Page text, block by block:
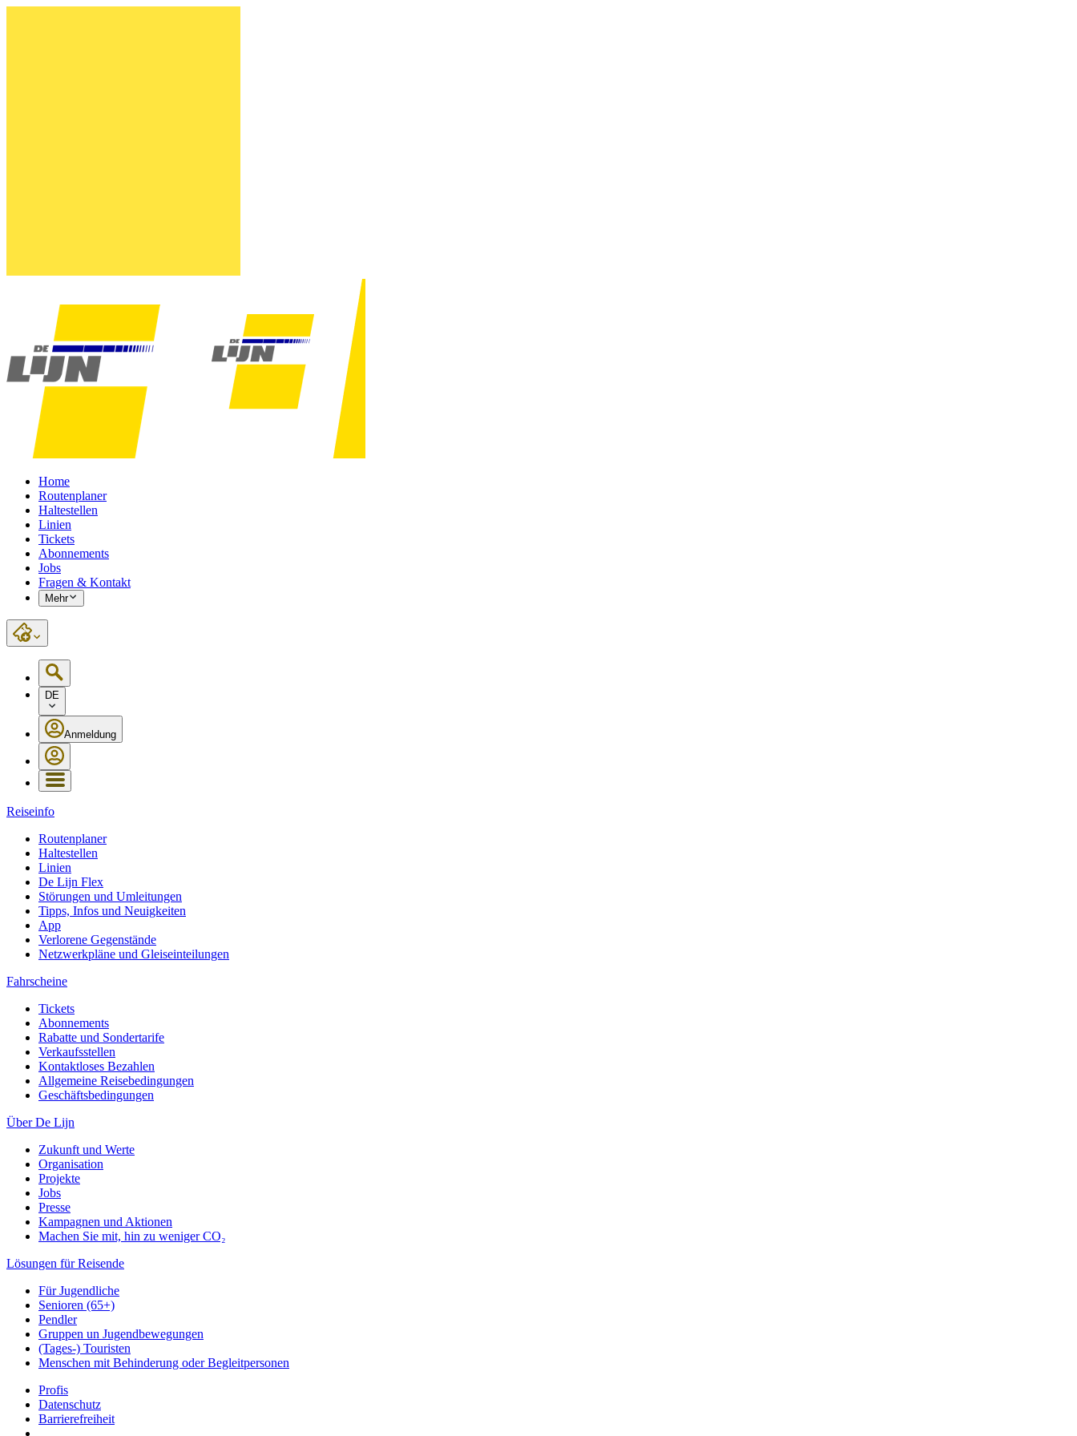
Home
Routenplaner
Haltestellen
Linien
Tickets
Abonnements
Jobs
Fragen & Kontakt
Mehr
DE
Anmeldung
Reiseinfo
Routenplaner
Haltestellen
Linien
De Lijn Flex
Störungen und Umleitungen
Tipps, Infos und Neuigkeiten
App
Verlorene Gegenstände
Netzwerkpläne und Gleiseinteilungen
Fahrscheine
Tickets
Abonnements
Rabatte und Sondertarife
Verkaufsstellen
Kontaktloses Bezahlen
Allgemeine Reisebedingungen
Geschäftsbedingungen
Über De Lijn
Zukunft und Werte
Organisation
Projekte
Jobs
Presse
Kampagnen und Aktionen
Machen Sie mit, hin zu weniger CO₂
Lösungen für Reisende
Für Jugendliche
Senioren (65+)
Pendler
Gruppen un Jugendbewegungen
(Tages-) Touristen
Menschen mit Behinderung oder Begleitpersonen
Profis
Datenschutz
Barrierefreiheit